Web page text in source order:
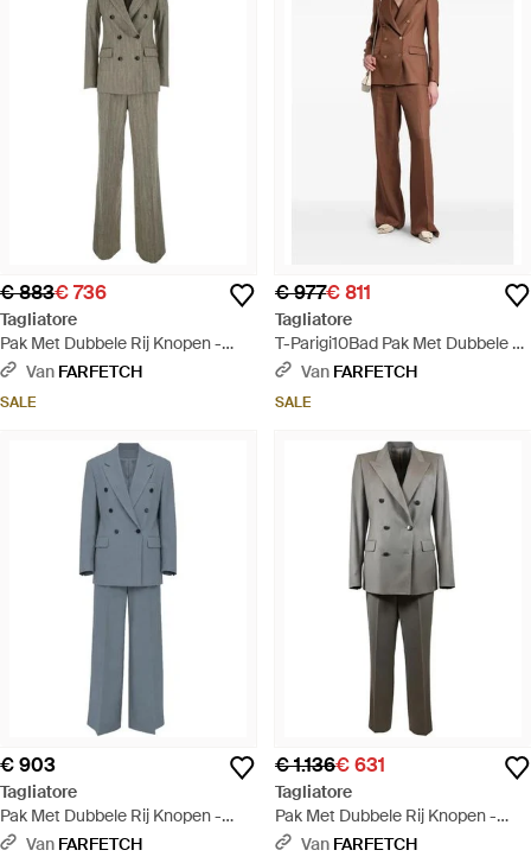
€ 883€ 736
Tagliatore
Pak Met Dubbele Rij Knopen -
GrijsVan FARFETCH
SALE
€ 977€ 811
Tagliatore
T-Parigi10Bad Pak Met Dubbele Rij
Knopen En Puntige Revers - Bruin
Van FARFETCH
SALE
€ 903
Tagliatore
Pak Met Dubbele Rij Knopen -
Blauw
Van FARFETCH
€ 1.136€ 631
Tagliatore
Pak Met Dubbele Rij Knopen -
GrijsVan FARFETCH